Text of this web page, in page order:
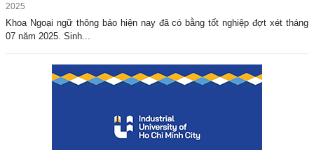
2025
Khoa Ngoại ngữ thông báo hiện nay đã có bằng tốt nghiệp đợt xét tháng
07 năm 2025. Sinh...